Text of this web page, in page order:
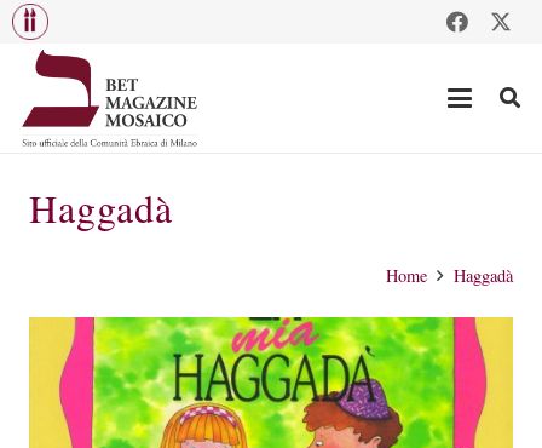
Haggadà
Home Haggadà